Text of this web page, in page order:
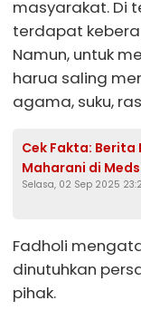
masyarakat. Di
terdapat
Namun, untuk
harua saling
agama, suku,
Cek Fakta: Berita
Maharani di
Selasa, 02 Sep 2025
Fadholi
dinutuhkan
pihak.